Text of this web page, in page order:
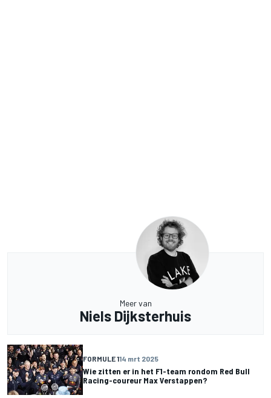
Meer van
Niels Dijksterhuis
FORMULE 114 mrt 2025
Wie zitten er in het F1-team rondom Red Bull
Racing-coureur Max Verstappen?